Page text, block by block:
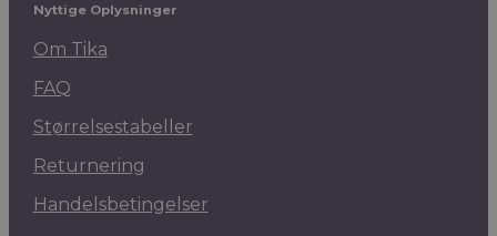
Nyttige Oplysninger
Om Tika
FAQ
Størrelsestabeller
Returnering
Handelsbetingelser